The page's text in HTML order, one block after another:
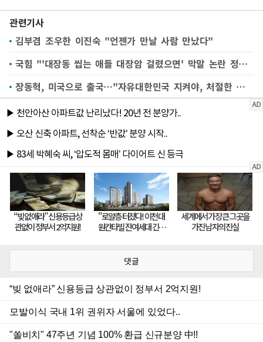
관련기사
김부겸 조우한 이진숙 "언젠가 만날 사람 만났다"
국힘 "'대장동 씹는 애들 대장암 걸렸으면' 막말 논란 정동극장 대표, 임명 철회하라"
장동혁, 미국으로 출국…"자유대한민국 지켜야, 처절한 마음"
댓글